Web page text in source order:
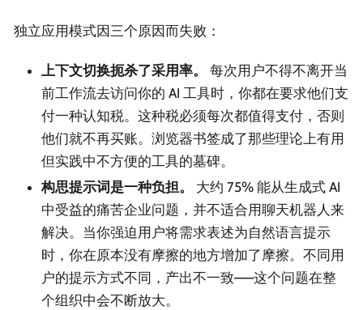
独立应用模式因三个原因而失败：
上下文切换扼杀了采用率。
每次用户不得不离开当
前工作流去访问你的 AI 工具时，你都在要求他们支
付一种认知税。这种税必须每次都值得支付，否则
他们就不再买账。浏览器书签成了那些理论上有用
但实践中不方便的工具的墓碑。
构思提示词是一种负担。
大约 75% 能从生成式 AI
中受益的痛苦企业问题，并不适合用聊天机器人来
解决。当你强迫用户将需求表述为自然语言提示
时，你在原本没有摩擦的地方增加了摩擦。不同用
户的提示方式不同，产出不一致——这个问题在整
个组织中会不断放大。